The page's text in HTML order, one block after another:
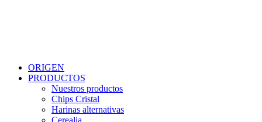
Menu
ORIGEN
PRODUCTOS
Nuestros productos
Chips Cristal
Harinas alternativas
Cerealia